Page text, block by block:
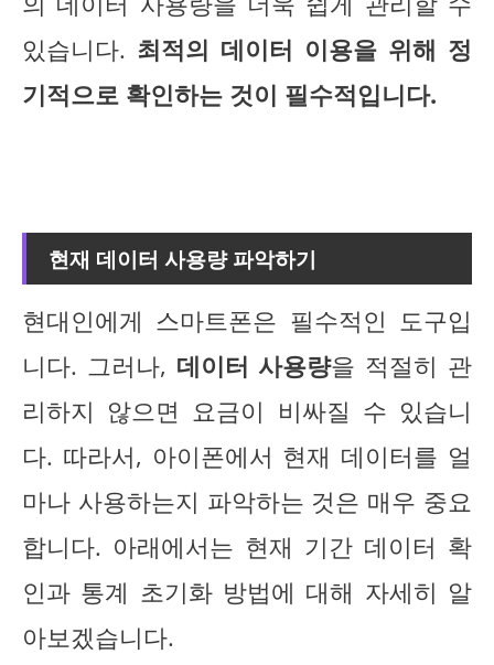
있습니다. 최적의 데이터 이용을 위해 정
기적으로 확인하는 것이 필수적입니다.
현재 데이터 사용량 파악하기
현대인에게 스마트폰은 필수적인 도구입
니다. 그러나, 데이터 사용량을 적절히 관
리하지 않으면 요금이 비싸질 수 있습니
다. 따라서, 아이폰에서 현재 데이터를 얼
마나 사용하는지 파악하는 것은 매우 중요
합니다. 아래에서는 현재 기간 데이터 확
인과 통계 초기화 방법에 대해 자세히 알
아보겠습니다.